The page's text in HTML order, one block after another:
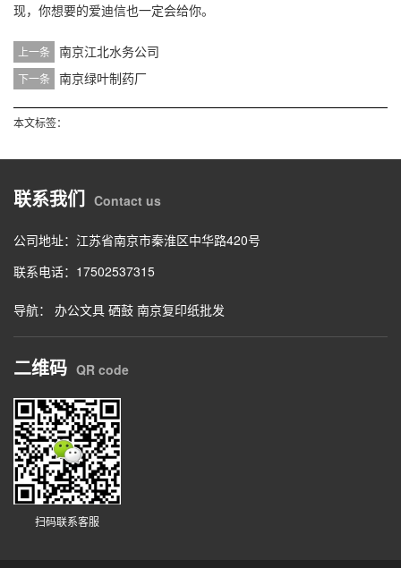
现，你想要的爱迪信也一定会给你。
上一条 南京江北水务公司
下一条 南京绿叶制药厂
本文标签：
联系我们 Contact us
公司地址：江苏省南京市秦淮区中华路420号
联系电话：17502537315
导航： 办公文具 硒鼓 南京复印纸批发
二维码 QR code
扫码联系客服